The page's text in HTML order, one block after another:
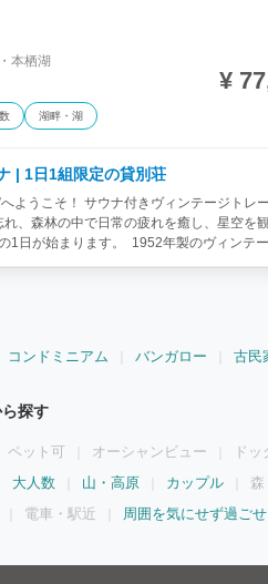
本栖湖
¥
湖畔・湖
ヴィンテージトレーラーとバレルサウナ | 1日1組限定の貸別荘
ようこそ！ サウナ付きヴィンテージトレ
、森林の中で日常の疲れを癒し、星空を
1日が始まります。 1952年製のヴィンテ
の中でも特に透明度の高い本栖湖でSUPや
別荘地内にございます。あえて大きな看板
一室料金です。6名までは同額です。 6名
名 テント持込の場合：12名（トレーラー
備 貸切りなので、すべてのエリアをご利
コンドミニアム バンガロー 古民
探す
ペット可 オーシャンビュー ド
大人数 山・高原 カップル 森
電車・駅近 周囲を気にせず過ご